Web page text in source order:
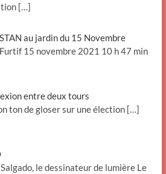
[…]
au jardin du 15 Novembre
15 novembre 2021 10 h 47 min
entre deux tours
ton de gloser sur une élection […]
le dessinateur de lumière Le